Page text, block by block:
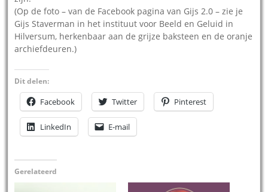
(Op de foto – van de Facebook pagina van Gijs 2.0 – zie je
Gijs Staverman in het instituut voor Beeld en Geluid in
Hilversum, herkenbaar aan de grijze baksteen en de oranje
archiefdeuren.)
Dit delen:
Facebook Twitter Pinterest
LinkedIn E-mail
Gerelateerd